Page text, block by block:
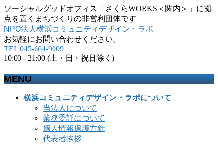
ソーシャルグッドオフィス「さくらWORKS＜関内＞」に拠
点を置くまちづくりの非営利団体です
NPO法人横浜コミュニティデザイン・ラボ
お気軽にお問い合わせください。
TEL 045-664-9009
10:00 - 21:00 (土・日・祝日除く)
MENU
横浜コミュニティデザイン・ラボについて
当法人について
業務委託について
個人情報保護方針
代表者挨拶